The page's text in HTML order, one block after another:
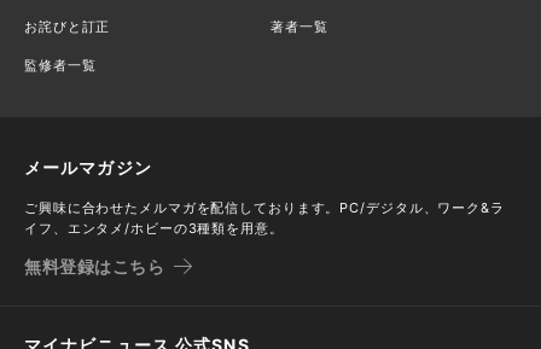
お詫びと訂正 著者一覧
監修者一覧
メールマガジン
ご興味に合わせたメルマガを配信しております。PC/デジタル、ワーク&ラ
イフ、エンタメ/ホビーの3種類を用意。
無料登録はこちら
マイナビニュース 公式SNS